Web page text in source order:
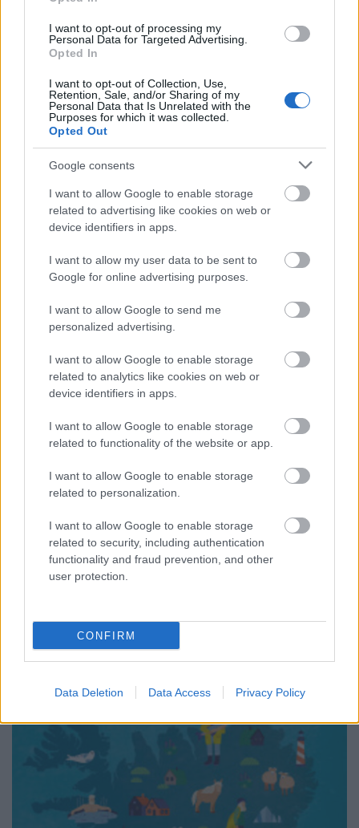
I want to opt-out of processing my
Personal Data for Targeted Advertising.
Opted In
I want to opt-out of Collection, Use,
Retention, Sale, and/or Sharing of my
Personal Data that Is Unrelated with the
Purposes for which it was collected.
Opted Out
Google consents
I want to allow Google to enable storage
related to advertising like cookies on web or
device identifiers in apps.
I want to allow my user data to be sent to
Google for online advertising purposes.
I want to allow Google to send me
personalized advertising.
I want to allow Google to enable storage
related to analytics like cookies on web or
device identifiers in apps.
I want to allow Google to enable storage
related to functionality of the website or app.
I want to allow Google to enable storage
related to personalization.
I want to allow Google to enable storage
related to security, including authentication
functionality and fraud prevention, and other
user protection.
CONFIRM
Data Deletion Data Access Privacy Policy
mégsem bulváros modorban ismerhetjük meg nagy
zeneszerzők magánéletét. Komolyzenészekről van
szó, akiknek eddig alapvetően a muzsikáját
mindenkiért, de mentségemre szóljon, hogy
bevallottan…
Könyvkritika: V. E. Schwab: A
hatalom törékeny szálai (2023)
Mágikusan jó fantasy
maga által kreált világba, és ismét elvarázsol
bennünket. A Londonok világa továbbra is izgalmas,
rengeteg szállal kötődnek egymáshoz a különböző
Londonok, jó volt visszatérni újra ebbe az